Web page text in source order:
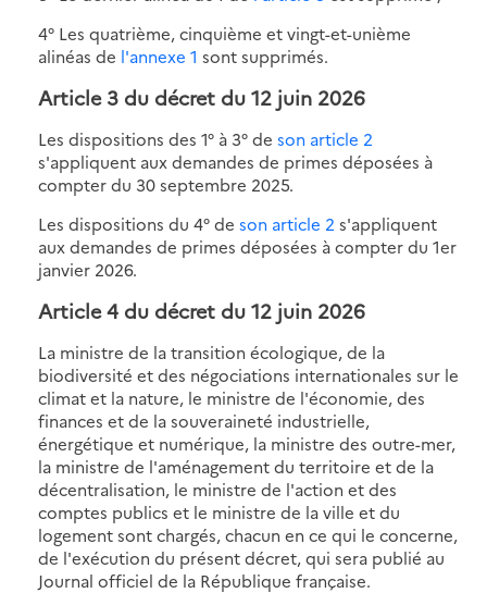
4° Les quatrième, cinquième et vingt-et-unième
alinéas de l'annexe 1 sont supprimés.
Article 3 du décret du 12 juin 2026
Les dispositions des 1° à 3° de son article 2
s'appliquent aux demandes de primes déposées à
compter du 30 septembre 2025.
Les dispositions du 4° de son article 2 s'appliquent
aux demandes de primes déposées à compter du 1er
janvier 2026.
Article 4 du décret du 12 juin 2026
La ministre de la transition écologique, de la
biodiversité et des négociations internationales sur le
climat et la nature, le ministre de l'économie, des
finances et de la souveraineté industrielle,
énergétique et numérique, la ministre des outre-mer,
la ministre de l'aménagement du territoire et de la
décentralisation, le ministre de l'action et des
comptes publics et le ministre de la ville et du
logement sont chargés, chacun en ce qui le concerne,
de l'exécution du présent décret, qui sera publié au
Journal officiel de la République française.